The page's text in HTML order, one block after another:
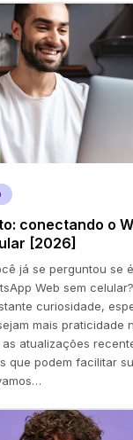
conectando o
[2026]
já se perguntou se
Web sem
curiosidade,
mais praticidade
as atualizações
que podem facilitar